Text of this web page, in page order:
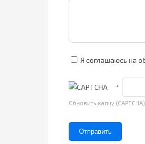
Я соглашаюсь на
→
Обновить капчу (CAPTCHA)